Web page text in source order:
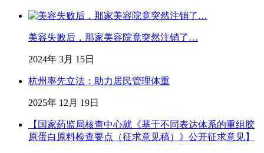
美容失败后，那家美容院竟突然注销了…
2024年 3月 15日
杭州率先立法：助力居民管理体重
2025年 12月 19日
【国家药监局核查中心就《基于不同表达体系的重组胶
原蛋白原料检查要点（征求意见稿）》公开征求意见】